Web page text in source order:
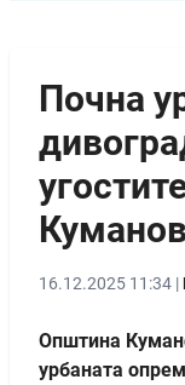
Почна
16.12.2025 11:34 |
Општина
урбаната